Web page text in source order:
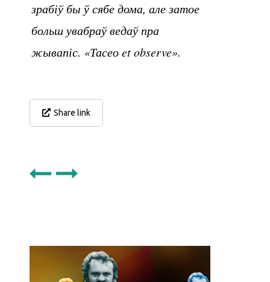
зрабіў бы ў сябе дома, але затое
больш увабраў ведаў пра
жывапіс. «Тасео et observe».
Share link